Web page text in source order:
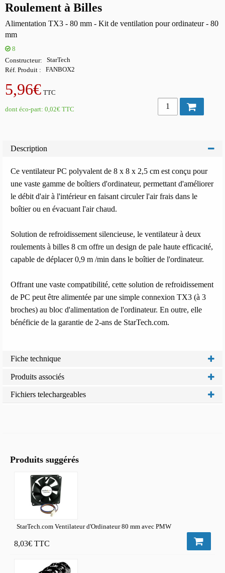
Roulement à Billes
Alimentation TX3 - 80 mm - Kit de ventilation pour ordinateur - 80
mm
8
Constructeur StarTech
Réf. Produit FANBOX2
5,96€ TTC
dont éco-part: 0,02€ TTC
Description
Ce ventilateur PC polyvalent de 8 x 8 x 2,5 cm est conçu pour
une vaste gamme de boîtiers d'ordinateur, permettant d'améliorer
le débit d'air à l'intérieur en faisant circuler l'air frais dans le
boîtier ou en évacuant l'air chaud.
Solution de refroidissement silencieuse, le ventilateur à deux
roulements à billes 8 cm offre un design de pale haute efficacité,
capable de déplacer 0,9 m /min dans le boîtier de l'ordinateur.
Offrant une vaste compatibilité, cette solution de refroidissement
de PC peut être alimentée par une simple connexion TX3 (à 3
broches) au bloc d'alimentation de l'ordinateur. En outre, elle
bénéficie de la garantie de 2-ans de StarTech.com.
Fiche technique
Produits associés
Fichiers telechargeables
Produits suggérés
StarTech.com Ventilateur d'Ordinateur 80 mm avec PMW
8,03€ TTC